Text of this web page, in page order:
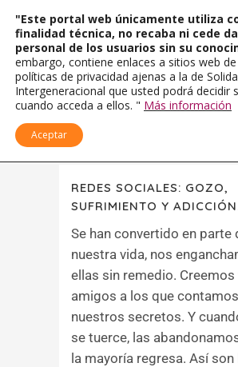
REDES SOCIALES: GOZO,
SUFRIMIENTO Y
Se han convertido en parte
nuestra vida, nos
ellas sin remedio. Creemos
amigos a los que contamos
nuestros secretos. Y
se tuerce, las
la mayoría regresa. Así son
"Este portal web únicamente utiliza
finalidad técnica, no recaba ni cede
personal de los usuarios sin su
embargo, contiene enlaces a sitios web
políticas de privacidad ajenas a la de
Intergeneracional que usted podrá decidir
cuando acceda a ellos. " Más información
Aceptar